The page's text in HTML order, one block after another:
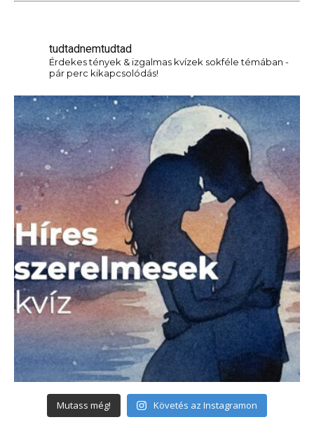
tudtadnemtudtad
Érdekes tények & izgalmas kvízek sokféle témában -
pár perc kikapcsolódás!
Mutass még! Követés az Instagramon